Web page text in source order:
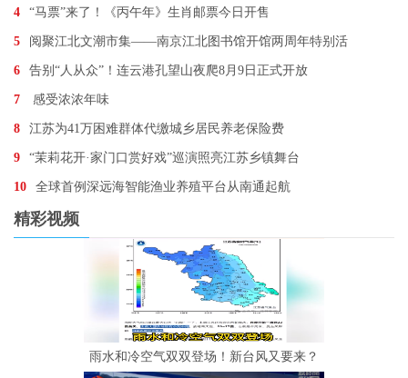
4 “马票”来了！《丙午年》生肖邮票今日开售
5 阅聚江北文潮市集——南京江北图书馆开馆两周年特别活
6 告别“人从众”！连云港孔望山夜爬8月9日正式开放
7 感受浓浓年味
8 江苏为41万困难群体代缴城乡居民养老保险费
9 “茉莉花开·家门口赏好戏”巡演照亮江苏乡镇舞台
10 全球首例深远海智能渔业养殖平台从南通起航
精彩视频
雨水和冷空气双双登场！新台风又要来？